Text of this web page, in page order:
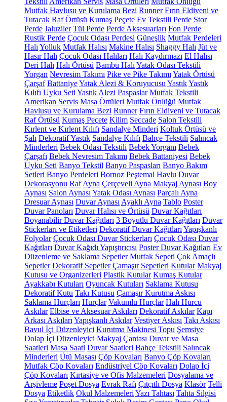
Mutfak Havlusu ve Kurulama Bezi Runner Fırın Eldiveni ve
Tutacak Raf Örtüsü Kumaş Peçete Ev Tekstili Perde Stor
Perde Jaluziler Tül Perde Perde Aksesuarları Fon Perde
Rustik Perde Çocuk Odası Perdesi Güneşlik Mutfak Perdeleri
Halı Yolluk Mutfak Halısı Makine Halısı Shaggy Halı Jüt ve
Hasır Halı Çocuk Odası Halıları Halı Kaydırmazı El Halısı
Deri Halı Halı Örtüsü Bambu Halı Yatak Odası Tekstili
Yorgan Nevresim Takımı Pike ve Pike Takımı Yatak Örtüsü
Çarşaf BattaniyeYatak Alezi & Koruyucusu YastıkYastık
Kılıfı Uyku Seti Yastık Alezi Paspaslar Mutfak Tekstili
Amerikan Servis Masa Örtüleri Mutfak Önlüğü Mutfak
Havlusu ve Kurulama Bezi Runner Fırın Eldiveni ve Tutacak
Raf Örtüsü Kumaş Peçete Kilim Seccade Salon Tekstili
Kırlent ve Kırlent Kılıfı Sandalye Minderi Koltuk Örtüsü ve
Şalı Dekoratif Yastık Sandalye Kılıfı Bahçe Tekstili Salıncak
Minderleri Bebek Odası Tekstili Bebek Yorganı Bebek
Çarşafı Bebek Nevresim Takımı Bebek Battaniyesi Bebek
Uyku Seti Banyo Tekstil Banyo Paspasları Banyo Bakım
Setleri Banyo Perdeleri Bornoz Peştemal Havlu Duvar
Dekorasyonu Raf Ayna Çerçeveli Ayna Makyaj Aynası Boy
Aynası Salon Aynası Yatak Odası Aynası Parçalı Ayna
Dresuar Aynası Duvar Aynası Ayaklı Ayna Tablo Poster
Duvar Panoları Duvar Halısı ve Örtüsü Duvar Kağıtları
Boyanabilir Duvar Kağıtları 3 Boyutlu Duvar Kağıtları Duvar
Stickerları ve Etiketleri Dekoratif Duvar Kağıtları Yapışkanlı
Folyolar Çocuk Odası Duvar Stickerları Çocuk Odası Duvar
Kağıtları Duvar Kağıdı Yapıştırıcısı Poster Duvar Kağıtları Ev
Düzenleme ve Saklama Sepetler Mutfak Sepeti Çok Amaçlı
Sepetler Dekoratif Sepetler Çamaşır Sepetleri Kutular Makyaj
Kutusu ve Organizerleri Plastik Kutular Kumaş Kutular
Ayakkabı Kutuları Oyuncak Kutuları Saklama Kutusu
Dekoratif Kutu Takı Kutusu Çamaşır Kurutma Askısı
Saklama Hurçları Hurçlar Vakumlu Hurçlar Halı Hurcu
Askılar Elbise ve Aksesuar Askıları Dekoratif Askılar Kapı
Arkası Askıları Yapışkanlı Askılar Vestiyer Askısı Takı Askısı
Bavul İçi Düzenleyici Kurutma Makinesi Topu Şemsiye
Dolap İçi Düzenleyici Makyaj Çantası Duvar ve Masa
Saatleri Masa Saati Duvar Saatleri Bahçe Tekstili Salıncak
Minderleri Ütü Masası Çöp Kovaları Banyo Çöp Kovaları
Mutfak Çöp Kovaları Endüstriyel Çöp Kovaları Dolap İçi
Çöp Kovaları Kırtasiye ve Ofis Malzemeleri Dosyalama ve
Arşivleme Poşet Dosya Evrak Rafı Çıtçıtlı Dosya Klasör Telli
Dosya Etiketlik Okul Malzemeleri Yazı Tahtası Tahta Silgisi